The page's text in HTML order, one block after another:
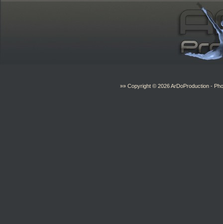
»» Copyright © 2026ArDoProduction -